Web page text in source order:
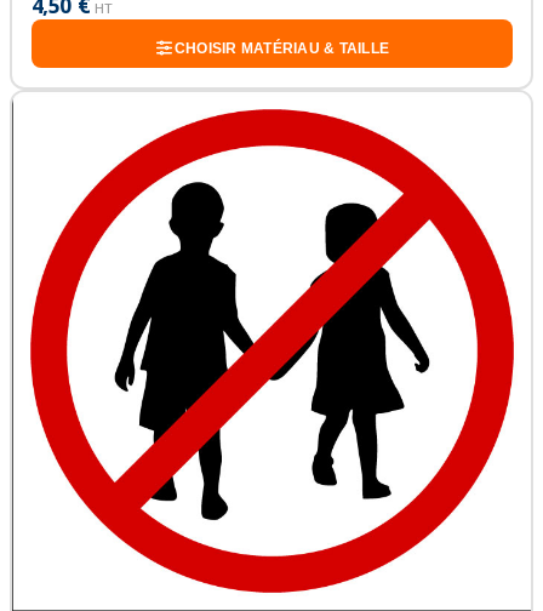
HT
CHOISIR MATÉRIAU & TAILLE